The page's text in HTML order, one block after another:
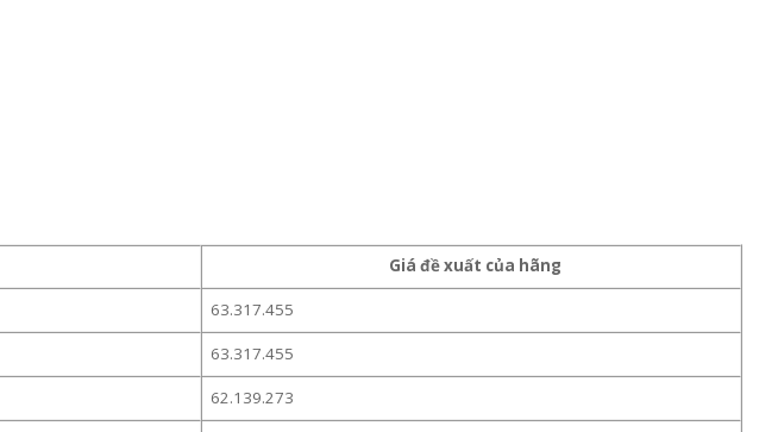
Giá đề xuất của hãng
63.317.455
63.317.455
62.139.273